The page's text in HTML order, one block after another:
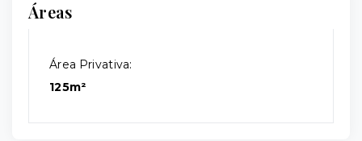
Áreas
Área Privativa:
125m²